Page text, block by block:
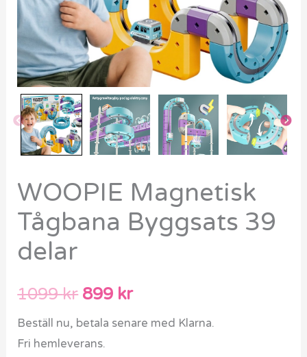
WOOPIE Magnetisk
Tågbana Byggsats 39
delar
1099kr 899 kr
Beställ nu, betala senare med Klarna.
Fri hemleverans.